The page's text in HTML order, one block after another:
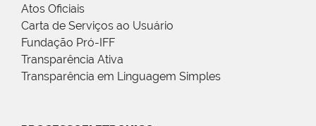
Atos Oficiais
Carta de Serviços ao Usuário
Fundação Pró-IFF
Transparência Ativa
Transparência em Linguagem Simples